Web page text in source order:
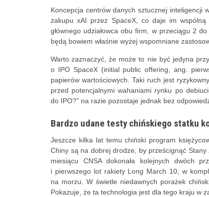
Koncepcja centrów danych sztucznej inteligencji
zakupu xAI przez SpaceX, co daje im wspólną
głównego udziałowca obu firm, w przeciągu 2
będą bowiem właśnie wyżej wspomniane
Warto zaznaczyć, że może to nie być jedyna
o IPO SpaceX (initial public offering, ang.
papierów wartościowych. Taki ruch jest
przed potencjalnymi wahaniami rynku po
do IPO?” na razie pozostaje jednak bez
Bardzo udane testy chińskiego statku
Jeszcze kilka lat temu chiński program
Chiny są na dobrej drodze, by prześcignąć
miesiącu CNSA dokonała kolejnych dwóch
i pierwszego lot rakiety Long March 10, w
na morzu. W świetle niedawnych porażek
Pokazuje, że ta technologia jest dla tego kraju w